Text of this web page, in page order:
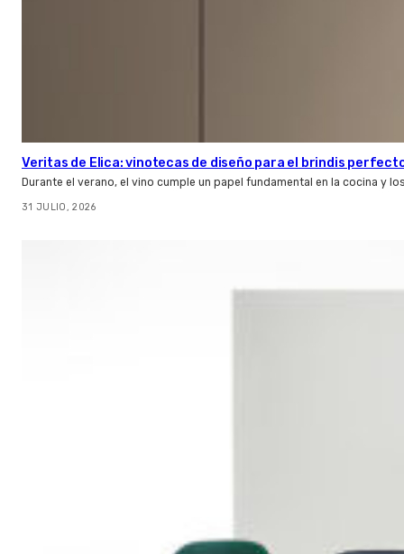
Veritas de Elica: vinotecas de diseño para el brindis
Durante el verano, el vino cumple un papel fundamental en la cocina y
31 JULIO, 2026